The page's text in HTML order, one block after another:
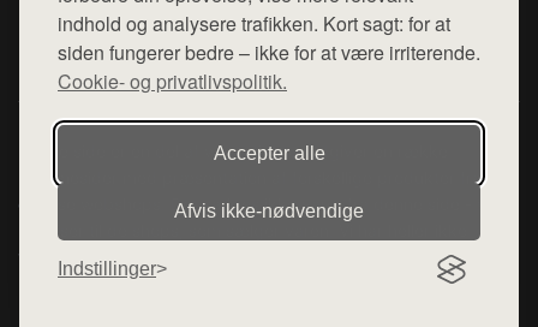
indhold og analysere trafikken. Kort sagt: for at
siden fungerer bedre – ikke for at være irriterende.
Cookie- og privatlivspolitik.
Accepter alle
Afvis ikke‑nødvendige
Indstillinger
Cookie- og privatlivspolitik
Denne side er en del af want.dk, der udgiver en række
hjemmesider med præsentation af forskellige produkter fra
diverse webshops. Der sælges ikke varer fra denne side - vi
varerne på lager.